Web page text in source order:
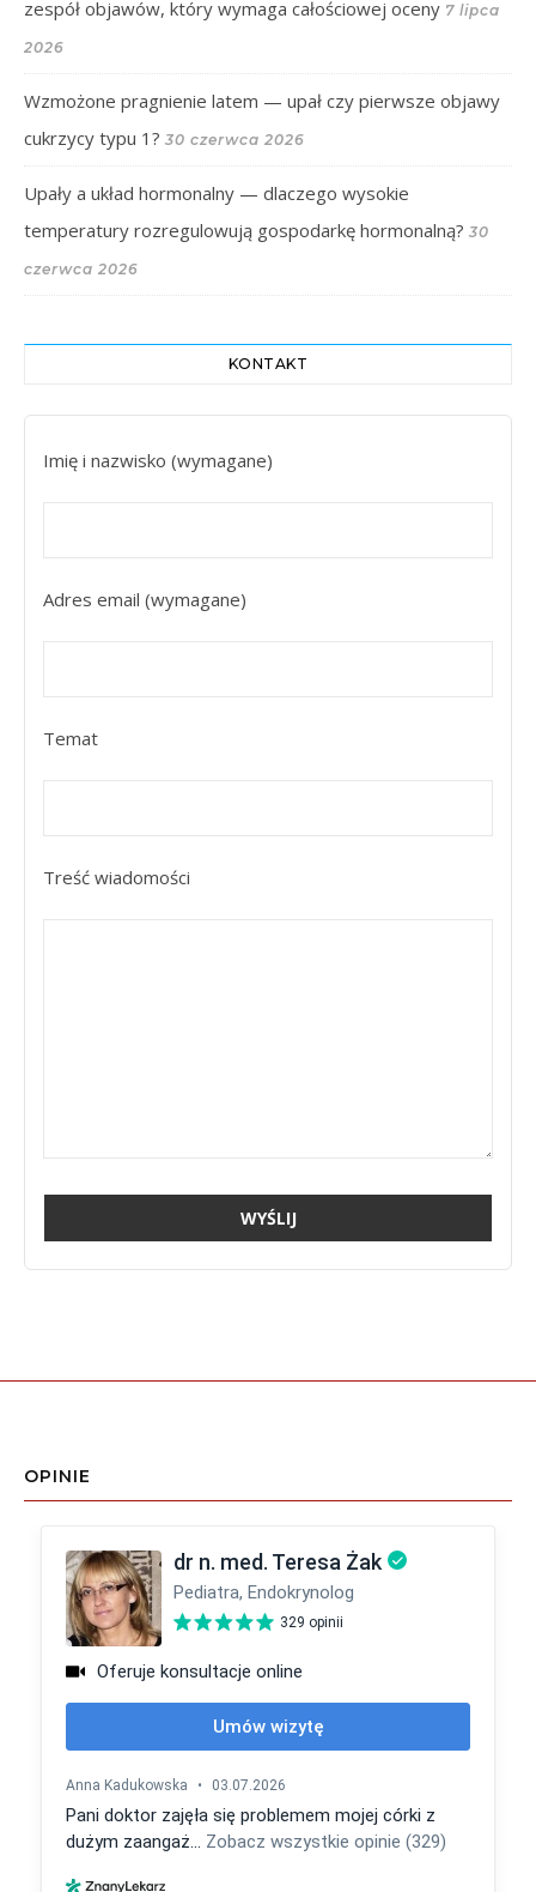
zespół objawów, który wymaga całościowej oceny 7 lipca
2026
Wzmożone pragnienie latem — upał czy pierwsze objawy
cukrzycy typu 1? 30 czerwca 2026
Upały a układ hormonalny — dlaczego wysokie
temperatury rozregulowują gospodarkę hormonalną? 30
czerwca 2026
KONTAKT
Imię i nazwisko (wymagane)
Adres email (wymagane)
Temat
Treść wiadomości
OPINIE